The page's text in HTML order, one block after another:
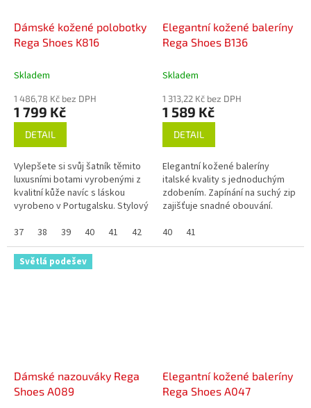
Dámské kožené polobotky
Rega Shoes K816
Skladem
1 486,78 Kč bez DPH
1 799 Kč
DETAIL
Vylepšete si svůj šatník těmito
luxusními botami vyrobenými z
kvalitní kůže navíc s láskou
vyrobeno v Portugalsku. Stylový
37
38 39 40 41 42
Elegantní kožené baleríny
Rega Shoes B136
Skladem
1 313,22 Kč bez DPH
1 589 Kč
DETAIL
Elegantní kožené baleríny
italské kvality s jednoduchým
zdobením. Zapínání na suchý zip
zajišťuje snadné obouvání.
nošení.
40 41
Světlá podešev
Dámské nazouváky Rega
Shoes A089
Elegantní kožené baleríny
Rega Shoes A047